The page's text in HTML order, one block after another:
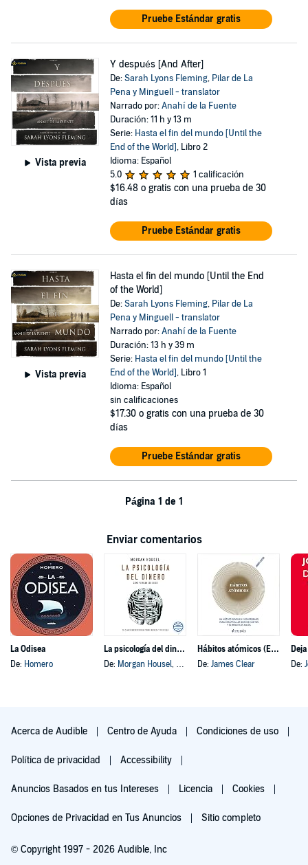
Pruebe Estándar gratis
Vista previa
Y después [And After]
De:Sarah Lyons Fleming, Pilar de La
Pena y Minguell - translator
Narrado por:Anahí de la Fuente
Duración: 11 h y 13 m
Serie: Hasta el fin del mundo [Until the
End of the World], Libro 2
Idioma: Español
5.0
1 calificación
$16.48 o gratis con una prueba de 30
días
Pruebe Estándar gratis
Vista previa
Hasta el fin del mundo [Until the End
of the World]
De:Sarah Lyons Fleming, Pilar de La
Pena y Minguell - translator
Narrado por:Anahí de la Fuente
Duración: 13 h y 39 m
Serie: Hasta el fin del mundo [Until the
End of the World], Libro 1
Idioma: Español
sin calificaciones
$17.30 o gratis con una prueba de 30
días
Pruebe Estándar gratis
Página 1 de 1
Enviar comentarios
La Odisea
De: Homero
La psicología del dinero
De: Morgan Housel, y otros
Hábitos atómicos (Español neutro)
De: James Clear
De:
Acerca de Audible Centro de Ayuda Condiciones de uso
Política de privacidad Accessibility
Anuncios Basados en tus Intereses Licencia Cookies
Opciones de Privacidad en Tus Anuncios Sitio completo
© Copyright 1997 - 2026 Audible, Inc